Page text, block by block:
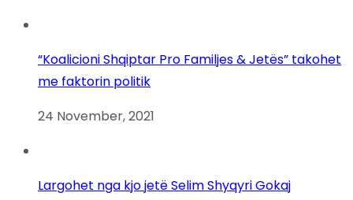
“Koalicioni Shqiptar Pro Familjes & Jetës” takohet
me faktorin politik
24 November, 2021
Largohet nga kjo jetë Selim Shyqyri Gokaj